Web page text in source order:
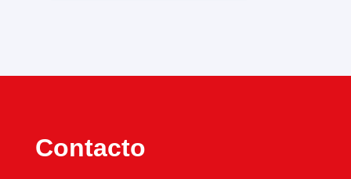
Contacto